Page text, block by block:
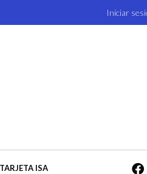
Iniciar
ISA